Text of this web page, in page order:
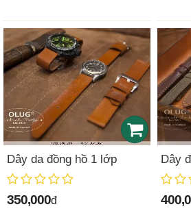
Dây da đồng hồ 1 lớp
350,000đ
Dây